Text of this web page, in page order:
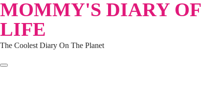
Skip
to
content
MOMMY'S DIARY OF
LIFE
The Coolest Diary On The Planet